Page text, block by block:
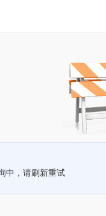
中，请刷新重试